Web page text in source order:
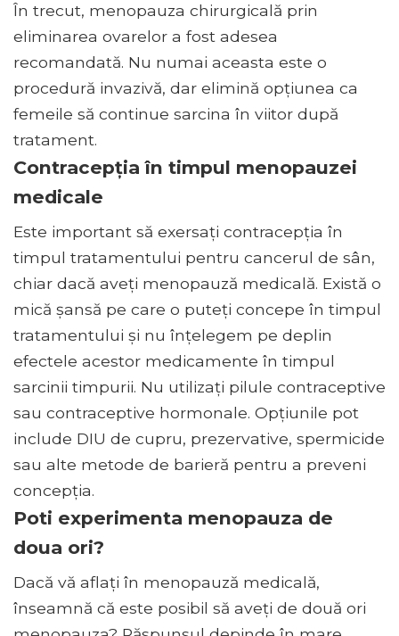
În trecut, menopauza chirurgicală prin
eliminarea ovarelor a fost adesea
recomandată. Nu numai aceasta este o
procedură invazivă, dar elimină opțiunea ca
femeile să continue sarcina în viitor după
tratament.
Contracepția în timpul menopauzei
medicale
Este important să exersați contracepția în
timpul tratamentului pentru cancerul de sân,
chiar dacă aveți menopauză medicală. Există o
mică șansă pe care o puteți concepe în timpul
tratamentului și nu înțelegem pe deplin
efectele acestor medicamente în timpul
sarcinii timpurii. Nu utilizați pilule contraceptive
sau contraceptive hormonale. Opțiunile pot
include DIU de cupru, prezervative, spermicide
sau alte metode de barieră pentru a preveni
concepția.
Poti experimenta menopauza de
doua ori?
Dacă vă aflați în menopauză medicală,
înseamnă că este posibil să aveți de două ori